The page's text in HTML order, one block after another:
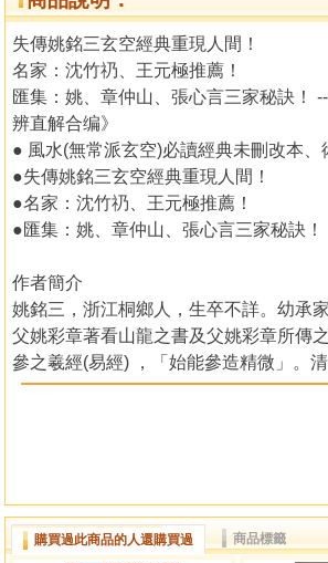
失傳姚銘三玄空經典重現人間！
名家：沈竹礽、王元極推薦！
匯集：姚、章仲山、張心言三家秘訣！
辨直解合编》
● 風水(無常派玄空)必讀經典未刪改本、
●失傳姚銘三玄空經典重現人間！
●名家：沈竹礽、王元極推薦！
●匯集：姚、章仲山、張心言三家秘訣！
作者簡介
姚銘三，浙江桐鄉人，生卒不詳。幼承
父姚彩章著看山龍之書及父姚彩章所傳
參之羲經(易經) ，「始能參造精微」。清
【清】嘉慶十七年(一八一二)著《地理
章甫，字仲山，自號錫山無心道人，江
稱作三元玄空六派之一的「無常派」。
等。購買過此商品的人還購買過 商品標籤